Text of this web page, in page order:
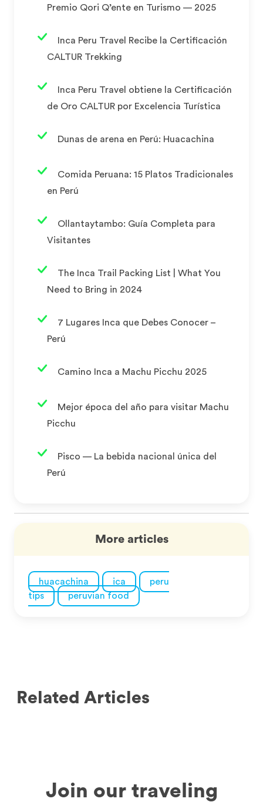
Premio Qori Q’ente en Turismo — 2025
Inca Peru Travel Recibe la Certificación
CALTUR Trekking
Inca Peru Travel obtiene la Certificación
de Oro CALTUR por Excelencia Turística
Dunas de arena en Perú: Huacachina
Comida Peruana: 15 Platos Tradicionales
en Perú
Ollantaytambo: Guía Completa para
Visitantes
The Inca Trail Packing List | What You
Need to Bring in 2024
7 Lugares Inca que Debes Conocer –
Perú
Camino Inca a Machu Picchu 2025
Mejor época del año para visitar Machu
Picchu
Pisco — La bebida nacional única del
Perú
More articles
huacachina ica
peru
tips
peruvian food
Related Articles
Join our traveling